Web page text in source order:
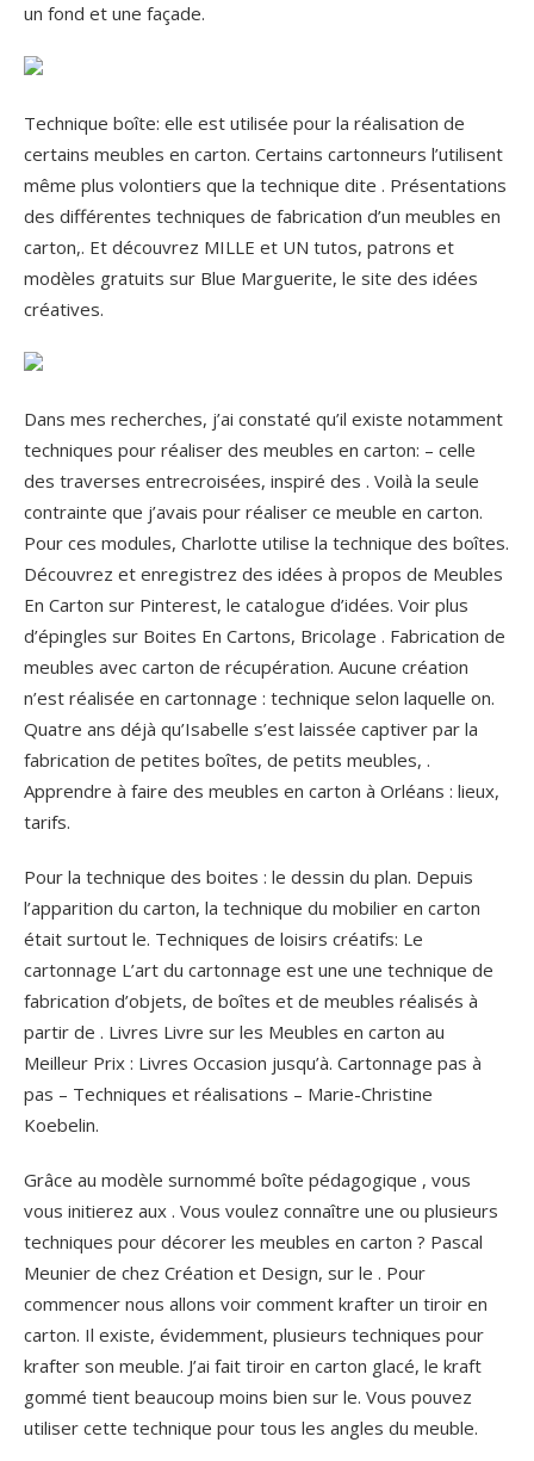
un fond et une façade.
Technique boîte: elle est utilisée pour la réalisation de
certains meubles en carton. Certains cartonneurs l’utilisent
même plus volontiers que la technique dite . Présentations
des différentes techniques de fabrication d’un meubles en
carton,. Et découvrez MILLE et UN tutos, patrons et
modèles gratuits sur Blue Marguerite, le site des idées
créatives.
Dans mes recherches, j’ai constaté qu’il existe notamment
techniques pour réaliser des meubles en carton: – celle
des traverses entrecroisées, inspiré des . Voilà la seule
contrainte que j’avais pour réaliser ce meuble en carton.
Pour ces modules, Charlotte utilise la technique des boîtes.
Découvrez et enregistrez des idées à propos de Meubles
En Carton sur Pinterest, le catalogue d’idées. Voir plus
d’épingles sur Boites En Cartons, Bricolage . Fabrication de
meubles avec carton de récupération. Aucune création
n’est réalisée en cartonnage : technique selon laquelle on.
Quatre ans déjà qu’Isabelle s’est laissée captiver par la
fabrication de petites boîtes, de petits meubles, .
Apprendre à faire des meubles en carton à Orléans : lieux,
tarifs.
Pour la technique des boites : le dessin du plan. Depuis
l’apparition du carton, la technique du mobilier en carton
était surtout le. Techniques de loisirs créatifs: Le
cartonnage L’art du cartonnage est une une technique de
fabrication d’objets, de boîtes et de meubles réalisés à
partir de . Livres Livre sur les Meubles en carton au
Meilleur Prix : Livres Occasion jusqu’à. Cartonnage pas à
pas – Techniques et réalisations – Marie-Christine
Koebelin.
Grâce au modèle surnommé boîte pédagogique , vous
vous initierez aux . Vous voulez connaître une ou plusieurs
techniques pour décorer les meubles en carton ? Pascal
Meunier de chez Création et Design, sur le . Pour
commencer nous allons voir comment krafter un tiroir en
carton. Il existe, évidemment, plusieurs techniques pour
krafter son meuble. J’ai fait tiroir en carton glacé, le kraft
gommé tient beaucoup moins bien sur le. Vous pouvez
utiliser cette technique pour tous les angles du meuble.